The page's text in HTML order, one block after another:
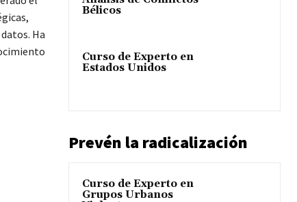
Ha
Bélicos
Curso de Experto en
Estados Unidos
Prevén la radicalización
Curso de Experto en
Grupos Urbanos